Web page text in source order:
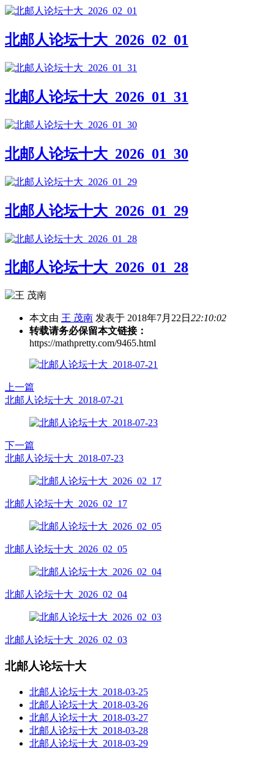
北邮人论坛十大_2026_02_01
北邮人论坛十大_2026_01_31
北邮人论坛十大_2026_01_30
北邮人论坛十大_2026_01_29
北邮人论坛十大_2026_01_28
本文由 王 茂南 发表于 2018年7月22日 22:10:02
转载请务必保留本文链接：
https://mathpretty.com/9465.html
上一篇
北邮人论坛十大_2018-07-21
下一篇
北邮人论坛十大_2018-07-23
北邮人论坛十大_2026_02_17
北邮人论坛十大_2026_02_05
北邮人论坛十大_2026_02_04
北邮人论坛十大_2026_02_03
北邮人论坛十大
北邮人论坛十大_2018-03-25
北邮人论坛十大_2018-03-26
北邮人论坛十大_2018-03-27
北邮人论坛十大_2018-03-28
北邮人论坛十大_2018-03-29